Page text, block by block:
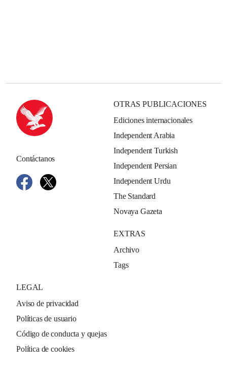
Contáctanos
OTRAS PUBLICACIONES
Ediciones internacionales
Independent Arabia
Independent Turkish
Independent Persian
Independent Urdu
The Standard
Novaya Gazeta
EXTRAS
Archivo
Tags
LEGAL
Aviso de privacidad
Políticas de usuario
Código de conducta y quejas
Política de cookies